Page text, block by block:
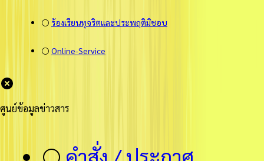
⚪ ร้องเรียนทุจริตและประพฤติมิชอบ
⚪ Online-Service
ศูนย์ข้อมูลข่าวสาร